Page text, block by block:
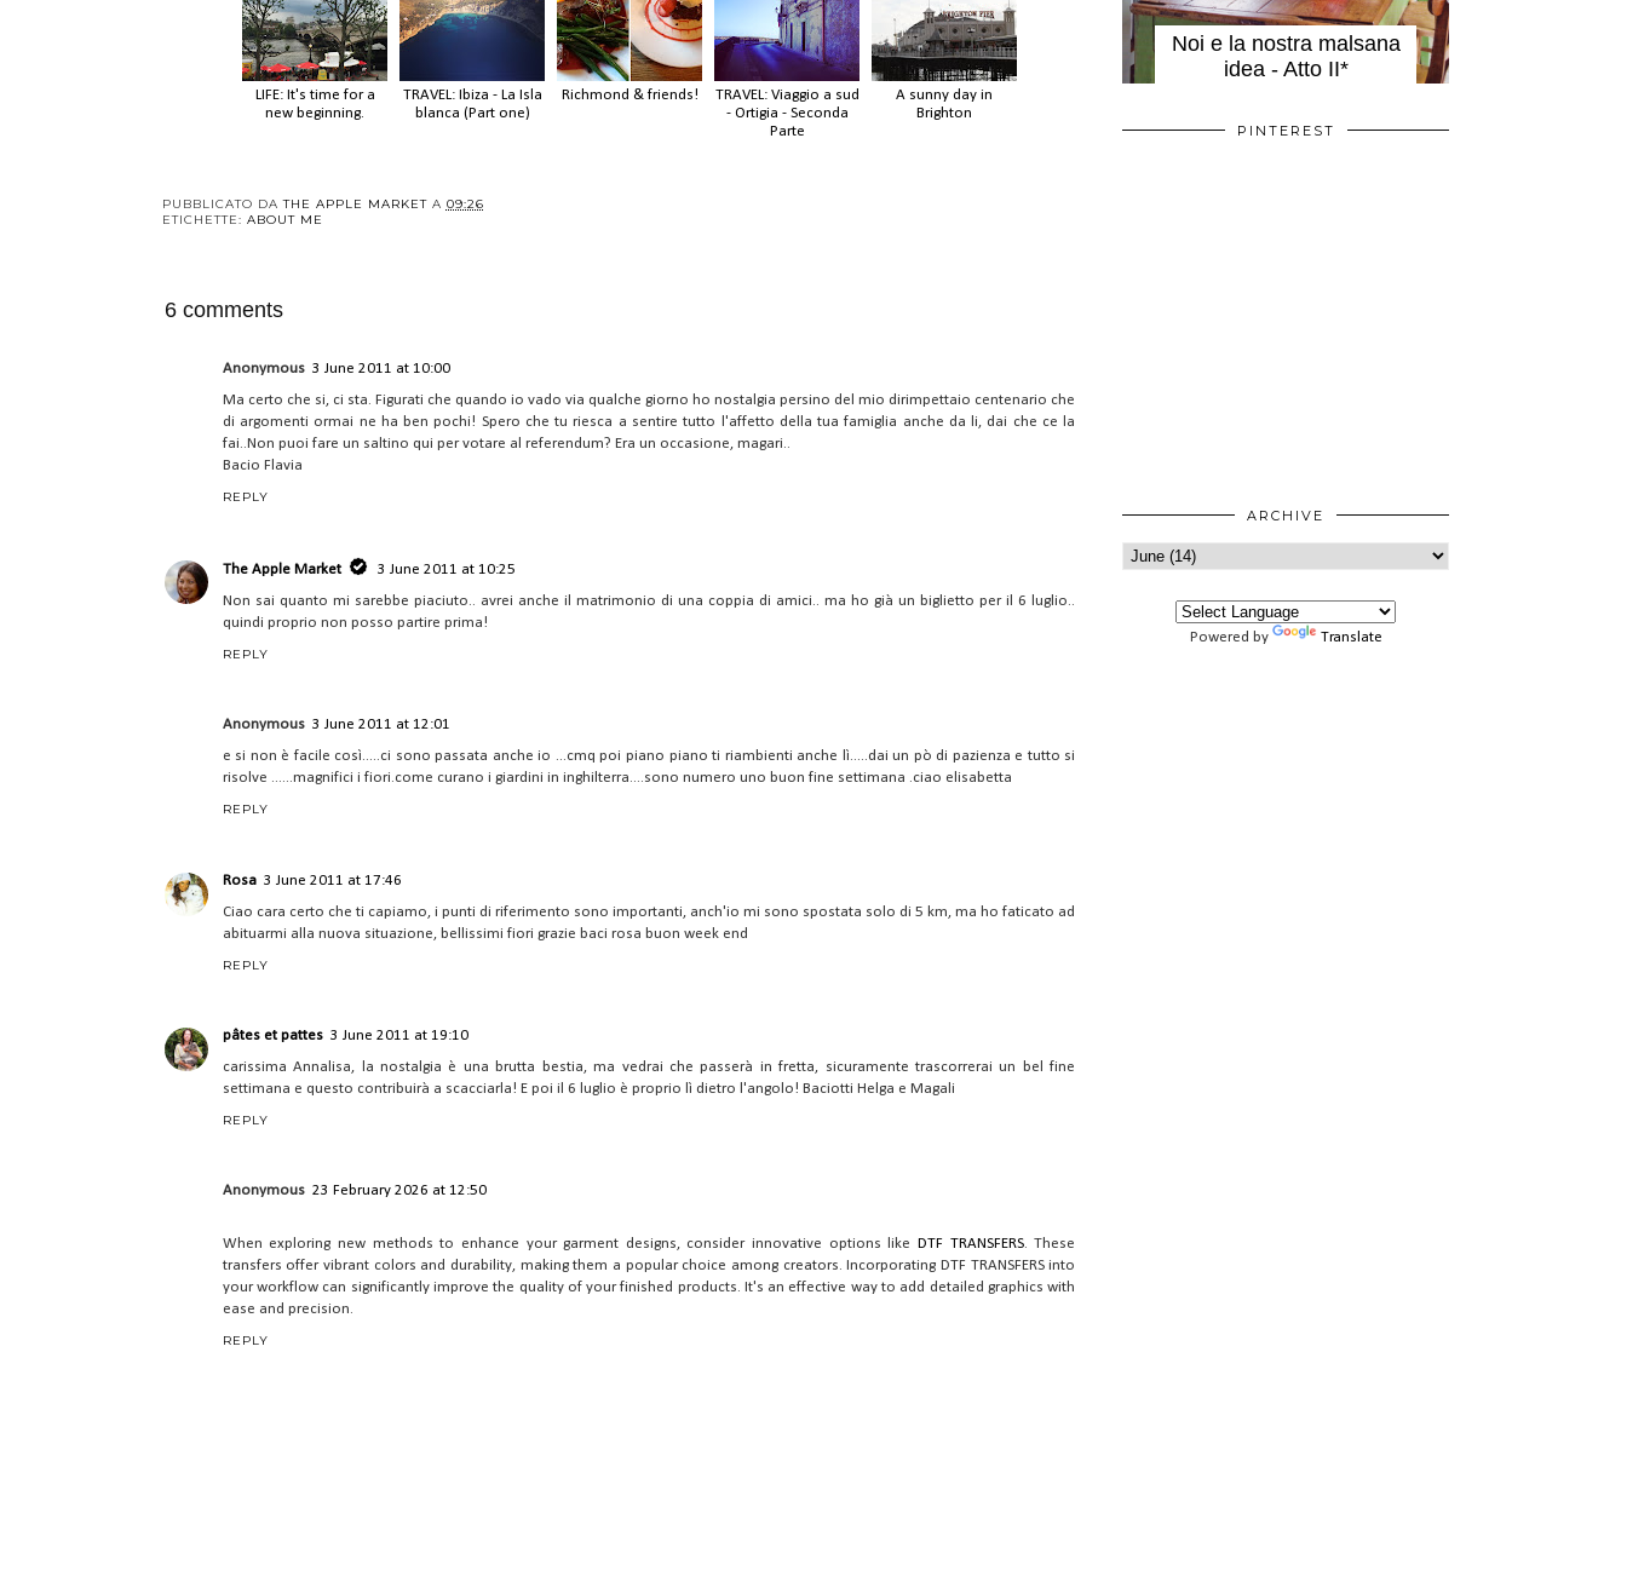
LIFE: It's time for a
new beginning.
TRAVEL: Ibiza - La Isla
blanca (Part one)
Richmond & friends!
TRAVEL: Viaggio a sud
- Ortigia - Seconda
Parte
A sunny day in
Brighton
PUBBLICATO DATHE APPLE MARKET A 09:26
ETICHETTE: ABOUT ME
6 comments
Anonymous 3 June 2011 at 10:00
Ma certo che si, ci sta. Figurati che quando io vado via qualche giorno ho nostalgia persino del mio dirimpettaio centenario che
di argomenti ormai ne ha ben pochi! Spero che tu riesca a sentire tutto l'affetto della tua famiglia anche da li, dai che ce la
fai..Non puoi fare un saltino qui per votare al referendum? Era un occasione, magari..
Bacio Flavia
REPLY
The Apple Market
3 June 2011 at 10:25
Non sai quanto mi sarebbe piaciuto.. avrei anche il matrimonio di una coppia di amici.. ma ho già un biglietto per il 6 luglio..
quindi proprio non posso partire prima!
REPLY
Anonymous 3 June 2011 at 12:01
e si non è facile così.....ci sono passata anche io ...cmq poi piano piano ti riambienti anche lì.....dai un pò di pazienza e tutto si
risolve ......magnifici i fiori.come curano i giardini in inghilterra....sono numero uno buon fine settimana .ciao elisabetta
REPLY
Rosa 3 June 2011 at 17:46
Ciao cara certo che ti capiamo, i punti di riferimento sono importanti, anch'io mi sono spostata solo di 5 km, ma ho faticato ad
abituarmi alla nuova situazione, bellissimi fiori grazie baci rosa buon week end
REPLY
pâtes et pattes 3 June 2011 at 19:10
carissima Annalisa, la nostalgia è una brutta bestia, ma vedrai che passerà in fretta, sicuramente trascorrerai un bel fine
settimana e questo contribuirà a scacciarla! E poi il 6 luglio è proprio lì dietro l'angolo! Baciotti Helga e Magali
REPLY
Anonymous 23 February 2026 at 12:50
When exploring new methods to enhance your garment designs, consider innovative options like DTF TRANSFERS. These
transfers offer vibrant colors and durability, making them a popular choice among creators. Incorporating DTF TRANSFERS into
your workflow can significantly improve the quality of your finished products. It's an effective way to add detailed graphics with
ease and precision.
REPLY
Noi e la nostra malsana
idea - Atto II*
PINTEREST
ARCHIVE
Powered by Translate